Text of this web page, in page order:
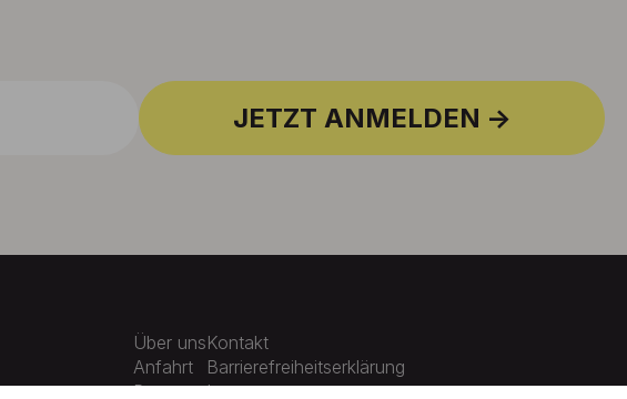
JETZT ANMELDEN
Über uns
Anfahrt
Presse
Kontakt
Barrierefreiheitserklärung
Impressum